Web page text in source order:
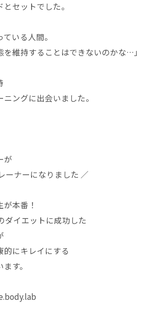
セットでした。
ている人間。
維持することはできないのかな…」
ングに出会いました。
が
ーナーになりました ／
本番！
ダイエットに成功した
的にキレイにする
す。